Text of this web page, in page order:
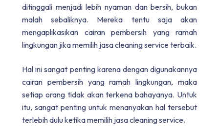
ditinggali menjadi lebih nyaman dan bersih, bukan
malah sebaliknya. Mereka tentu saja akan
mengaplikasikan cairan pembersih yang ramah
lingkungan jika memilih jasa cleaning service terbaik.
Hal ini sangat penting karena dengan digunakannya
cairan pembersih yang ramah lingkungan, maka
setiap orang tidak akan terkena bahayanya. Untuk
itu, sangat penting untuk menanyakan hal tersebut
terlebih dulu ketika memilih jasa cleaning service.